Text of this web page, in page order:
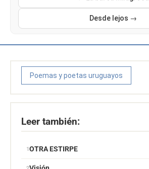
Desde lejos →
Poemas y poetas uruguayos
Leer también:
OTRA ESTIRPE